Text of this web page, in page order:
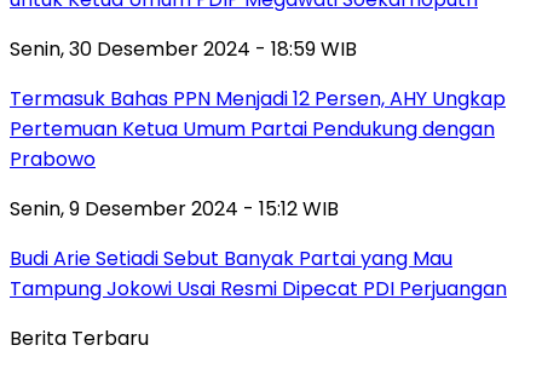
Senin, 30 Desember 2024 - 18:59 WIB
Termasuk Bahas PPN Menjadi 12 Persen, AHY Ungkap
Pertemuan Ketua Umum Partai Pendukung dengan
Prabowo
Senin, 9 Desember 2024 - 15:12 WIB
Budi Arie Setiadi Sebut Banyak Partai yang Mau
Tampung Jokowi Usai Resmi Dipecat PDI Perjuangan
Berita Terbaru